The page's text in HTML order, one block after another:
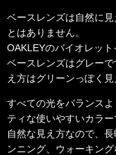
ベースレンズは自然に
とはありません。
OAKLEYのバイオレット
ベースレンズはグレー
え方はグリーンっぽく見
すべての光をバランス
ティな使いやすいカラー
自然な見え方なので、
ンニング、ウォーキン